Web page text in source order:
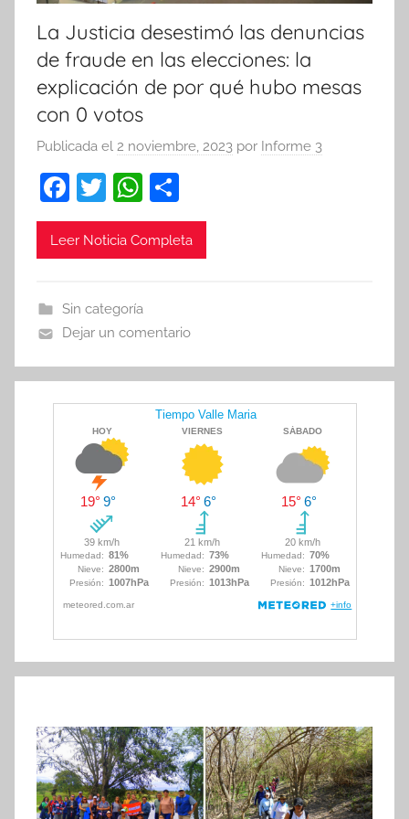
La Justicia desestimó las denuncias
de fraude en las elecciones: la
explicación de por qué hubo mesas
con 0 votos
Publicada el 2 noviembre, 2023 por Informe 3
F
a
c
b
o
o
k
T
w
itt
W
h
at
A
p
p
o
m
tir
Leer Noticia Completa
Sin categoría
Dejar un comentario